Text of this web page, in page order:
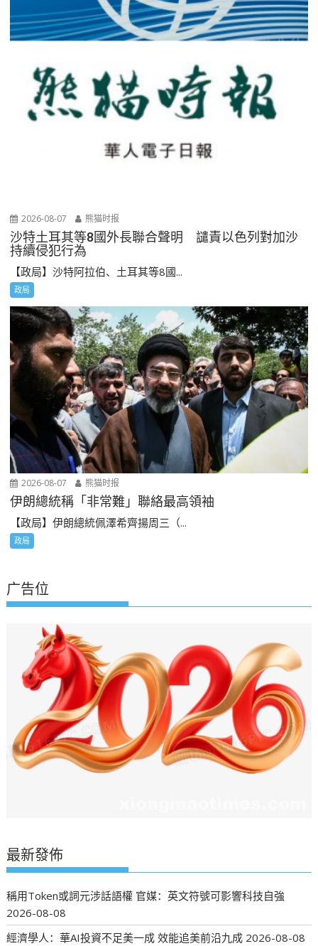
2026-08-07 熊猫时报
沙特土耳其等8國外長聯合聲明 譴責以色列對加沙
持續侵犯行為
【政局】沙特阿拉伯、土耳其等8國...
政局
2026-08-07 熊猫时报
伊朗總統稱「非常難」聯絡最高領袖
【政局】伊朗總統佩澤希齊揚周三（...
政局
广告位
最新發佈
稱用Token或詞元涉話語權 官媒：英文符號可影響科技自強
2026-08-08
經濟學人：華AI投資不足美一成 效能追美前沿九成 2026-08-08